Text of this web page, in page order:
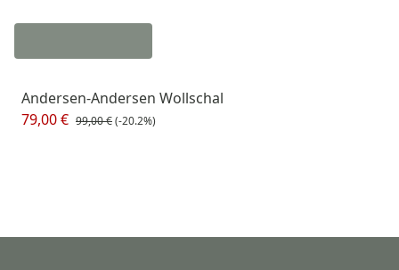
Andersen-Andersen Wollschal
79,00 € 99,00 €(-20.2%)